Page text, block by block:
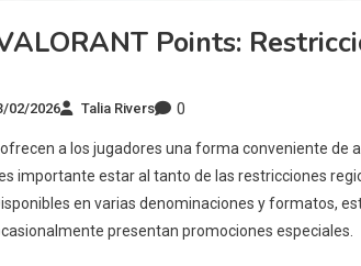
Points:
02/2026 Talia Rivers 0
ofrecen a los jugadores una forma conveniente de
importante estar al tanto de las restricciones
en varias denominaciones y formatos,
presentan promociones especiales.